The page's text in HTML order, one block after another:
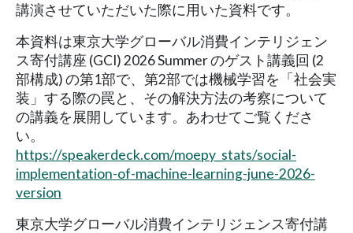
講演させていただいた際に用いた資料です。
本資料は東京大学グローバル消費インテリジェン
ス寄付講座 (GCI) 2026 Summer のゲスト講義回 (2
部構成) の第1部で、第2部では機械学習を「社会実
装」する際の罠と、その解決方法の考察について
の講義を展開しています。あわせてご覧くださ
い。
https://speakerdeck.com/moepy_stats/social-
implementation-of-machine-learning-june-2026-
version
東京大学グローバル消費インテリジェンス寄付講